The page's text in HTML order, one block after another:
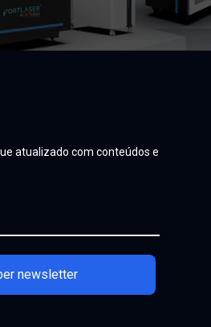
atualizado com conteúdos e
newsletter